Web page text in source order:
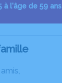
à l'âge de 59 ans